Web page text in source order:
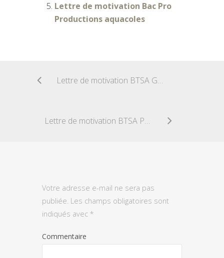
Lettre de motivation Bac Pro
Productions aquacoles
Lettre de motivation BTSA Gestion Protection Nature
Lettre de motivation BTSA Productions aquacoles
Votre adresse e-mail ne sera pas
publiée. Les champs obligatoires sont
indiqués avec *
Commentaire